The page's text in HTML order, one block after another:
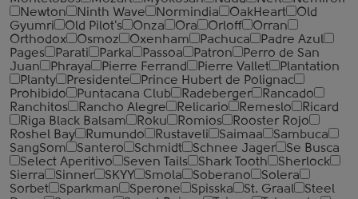
Newton
Ninth Wave Normindia OakHeart
Old
Gyumri
Old Pilot's Onza Ora Orloff
Orran
Orthodox
Osmoz Oxenham Pachuca
Padre Azul
Pages
Parati Parka Passoa Patron
Perro de San
Juan
Phraya Pierre Ferrand Pierre Vallet
Plantation
Planty
Presidente
Prince Hubert de Polignac
Prohibido
Puntacana Club Radeberger
Rancado
Ranchitos
Rancho Alegre Relicario Remeslo
Ricard
Riga Black Balsam
Roku Romios
Rooster Rojo
Roshel Bay
Rumundo Rustaveli Saimaa
Sambuca
SangSom
Santero Schmidt Schnee Jager
Se Busca
Select Aperitivo
Seven Tails Shark Tooth
Sherlock
Sierra
Sinner SKYY Smola Soberano
Solera
Sorbet
Sparkman Sperone Spisska St. Graal
Steel